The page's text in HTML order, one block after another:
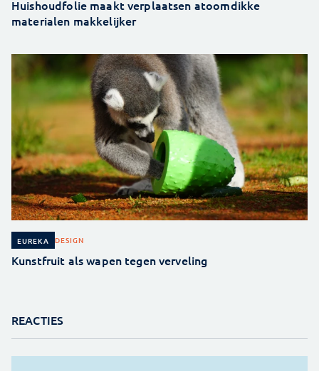
Huishoudfolie maakt verplaatsen atoomdikke
materialen makkelijker
EUREKA DESIGN
Kunstfruit als wapen tegen verveling
REACTIES